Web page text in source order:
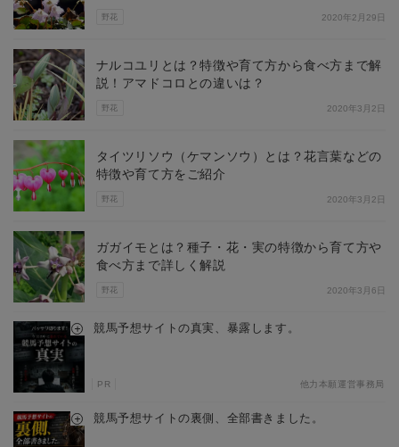
野花 2020年2月29日
野花
ナルコユリとは？特徴や育て方から食べ方まで解
説！アマドコロとの違いは？
2020年3月2日
野花
タイツリソウ（ケマンソウ）とは？花言葉などの
特徴や育て方をご紹介
2020年3月2日
野花
ガガイモとは？種子・花・実の特徴から育て方や
食べ方まで詳しく解説
2020年3月6日
競馬予想サイトの真実、暴露します。
PR 他力本願運営事務局
競馬予想サイトの裏側、全部書きました。